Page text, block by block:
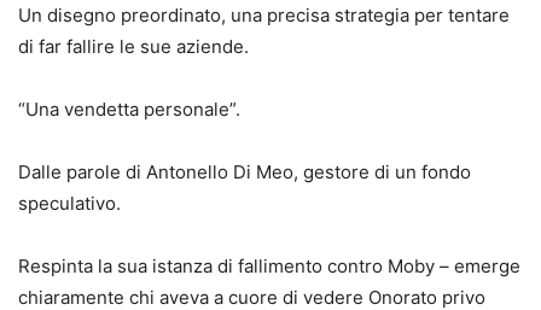
Un disegno preordinato, una precisa strategia per tentare
di far fallire le sue aziende.
“Una vendetta personale”.
Dalle parole di Antonello Di Meo, gestore di un fondo
speculativo.
Respinta la sua istanza di fallimento contro Moby – emerge
chiaramente chi aveva a cuore di vedere Onorato privo